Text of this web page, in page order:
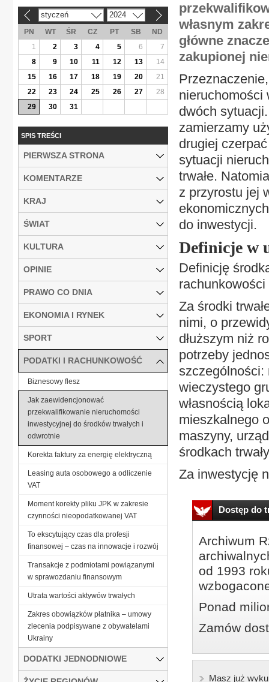
własnym
główne
zakupionej
nieruchomości
dwóch
zamierzamy
drugiej
sytuacji
trwałe.
z przyrostu jej
do inwestycji.
Definicje w
Definicję
Za środki
nimi, o
dłuższym niż
potrzeby
szczególności:
wieczystego
własnością
mieszkalnego
maszyny,
środkach
Za inwestycję
Dostęp do
Archiwum
od 1993
Ponad
Zamów
Masz już
styczeń 2024
PN WT ŚR CZ PT SB
ND
1
2 3 4 5 6
7
8
9 10 11 12 13
14
15
16 17 18 19 20
21
22
23 24 25 26 27
28
29
30 31
SPIS TREŚCI
PIERWSZA STRONA
KOMENTARZE
KRAJ
ŚWIAT
KULTURA
OPINIE
PRAWO CO DNIA
EKONOMIA I RYNEK
SPORT
PODATKI I RACHUNKOWOŚĆ
Biznesowy flesz
Jak zaewidencjonować
przekwalifikowanie nieruchomości
inwestycyjnej do środków trwałych i
odwrotnie
Korekta faktury za energię elektryczną
Leasing auta osobowego a odliczenie
VAT
Moment korekty pliku JPK w zakresie
czynności nieopodatkowanej VAT
To ekscytujący czas dla profesji
finansowej – czas na innowacje i rozwój
Transakcje z podmiotami powiązanymi
w sprawozdaniu finansowym
Utrata wartości aktywów trwałych
Zakres obowiązków płatnika – umowy
zlecenia podpisywane z obywatelami
Ukrainy
DODATKI JEDNODNIOWE